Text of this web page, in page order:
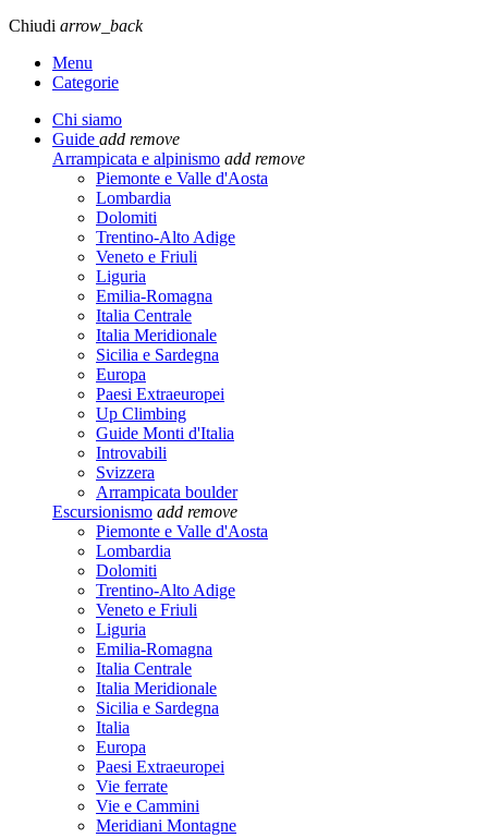
Chiudi arrow_back
Menu
Categorie
Chi siamo
Guide add remove
Arrampicata e alpinismo add remove
Piemonte e Valle d'Aosta
Lombardia
Dolomiti
Trentino-Alto Adige
Veneto e Friuli
Liguria
Emilia-Romagna
Italia Centrale
Italia Meridionale
Sicilia e Sardegna
Europa
Paesi Extraeuropei
Up Climbing
Guide Monti d'Italia
Introvabili
Svizzera
Arrampicata boulder
Escursionismo add remove
Piemonte e Valle d'Aosta
Lombardia
Dolomiti
Trentino-Alto Adige
Veneto e Friuli
Liguria
Emilia-Romagna
Italia Centrale
Italia Meridionale
Sicilia e Sardegna
Italia
Europa
Paesi Extraeuropei
Vie ferrate
Vie e Cammini
Meridiani Montagne